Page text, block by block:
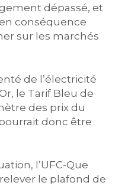
dépassé, et
conséquence
sur les marchés
de l’électricité
le Tarif Bleu de
des prix du
donc être
l’UFC-Que
le plafond de